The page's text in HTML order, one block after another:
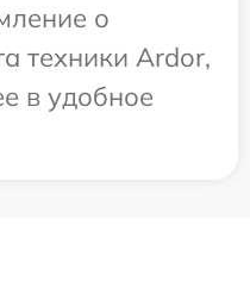
о
техники Ardor,
в удобное